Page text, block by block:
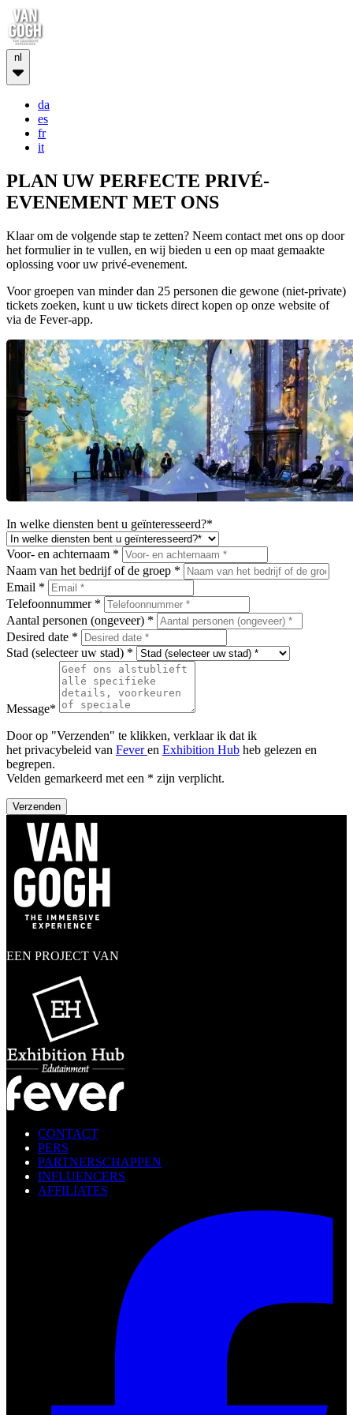
nl
da
es
fr
it
PLAN UW PERFECTE PRIVÉ-
EVENEMENT MET ONS
Klaar om de volgende stap te zetten? Neem contact met ons op door
het formulier in te vullen, en wij bieden u een op maat gemaakte
oplossing voor uw privé-evenement.
Voor groepen van minder dan 25 personen die gewone (niet-private)
tickets zoeken, kunt u uw tickets direct kopen op onze website of
via de Fever-app.
In welke diensten bent u geïnteresseerd?*
Voor- en achternaam *
Naam van het bedrijf of de groep *
Email *
Telefoonnummer *
Aantal personen (ongeveer) *
Desired date *
Stad (selecteer uw stad) *
Message*
Door op "Verzenden" te klikken, verklaar ik dat ik
het privacybeleid van Feveren Exhibition Hub heb gelezen en
begrepen.
Velden gemarkeerd met een * zijn verplicht.
Verzenden
EEN PROJECT VAN
CONTACT
PERS
PARTNERSCHAPPEN
INFLUENCERS
AFFILIATES